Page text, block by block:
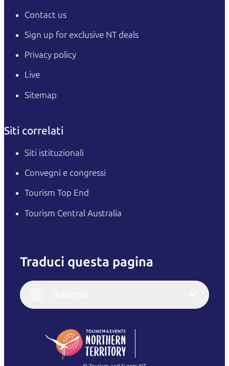
Contact us
Sign up for exclusive NT deals
Privacy policy
Live
Sitemap
Siti correlati
Siti istituzionali
Convegni e congressi
Tourism Top End
Tourism Central Australia
Traduci questa pagina
English
(Singapore)
Français
Italiano
繁體中文